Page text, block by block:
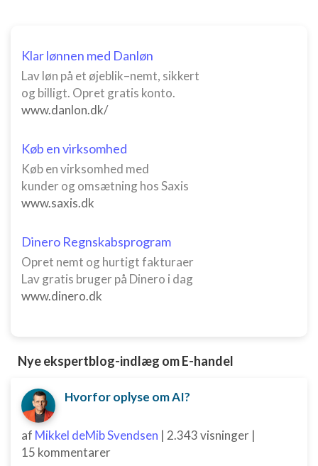
Klar lønnen med Danløn
Lav løn på et øjeblik–nemt, sikkert
og billigt. Opret gratis konto.
www.danlon.dk/
Køb en virksomhed
Køb en virksomhed med
kunder og omsætning hos Saxis
www.saxis.dk
Dinero Regnskabsprogram
Opret nemt og hurtigt fakturaer
Lav gratis bruger på Dinero i dag
www.dinero.dk
Nye ekspertblog-indlæg om E-handel
Hvorfor oplyse om AI?
af Mikkel deMib Svendsen | 2.343 visninger |
15 kommentarer
Bruge profiler til at vælge tilpasset indhold
Måle annonceringseffektivitet
Måle indholdseffektivitet
Forstå målgrupper gennem statistikker eller
kilder
Udvikle og forbedre tjenester
indhold
IAB Special Features:
Bruge præcise geografiske
placeringsoplysninger
Ikke-IAB-behandlingsformål:
Ydeevne
Funktionel